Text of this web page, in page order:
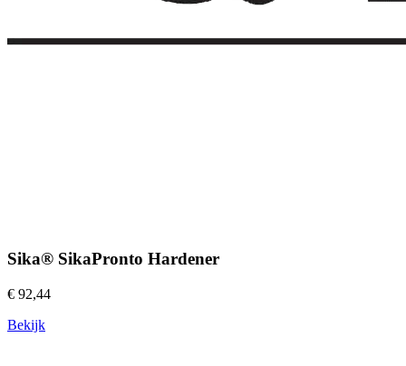
Sika® SikaPronto Hardener
€ 92,44
Bekijk